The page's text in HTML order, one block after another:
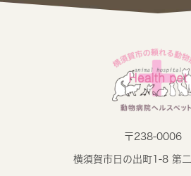
〒238-0006
横須賀市日の出町1-8 第